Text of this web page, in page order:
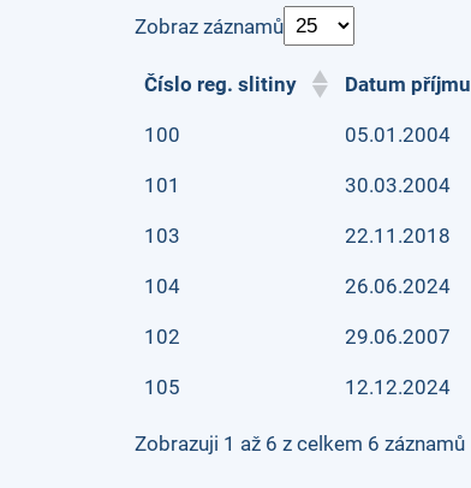
Zobraz záznamů
Číslo reg. slitiny Datum příjmu
100 05.01.2004
101 30.03.2004
103 22.11.2018
104 26.06.2024
102 29.06.2007
105 12.12.2024
Zobrazuji 1 až 6 z celkem 6 záznamů